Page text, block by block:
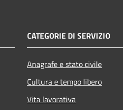
CATEGORIE DI SERVIZIO
Anagrafe e stato civile
Cultura e tempo libero
Vita lavorativa